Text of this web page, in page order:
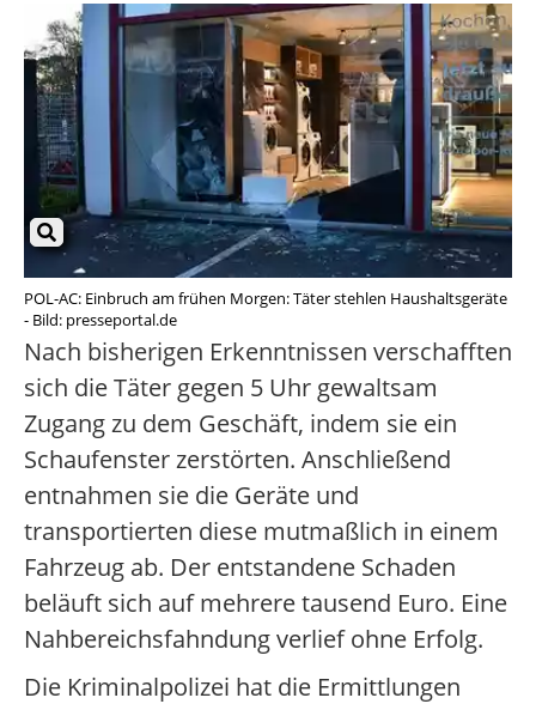
POL-AC: Einbruch am frühen Morgen: Täter stehlen Haushaltsgeräte
- Bild: presseportal.de
Nach bisherigen Erkenntnissen verschafften
sich die Täter gegen 5 Uhr gewaltsam
Zugang zu dem Geschäft, indem sie ein
Schaufenster zerstörten. Anschließend
entnahmen sie die Geräte und
transportierten diese mutmaßlich in einem
Fahrzeug ab. Der entstandene Schaden
beläuft sich auf mehrere tausend Euro. Eine
Nahbereichsfahndung verlief ohne Erfolg.
Die Kriminalpolizei hat die Ermittlungen